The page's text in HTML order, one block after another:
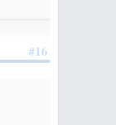
#16